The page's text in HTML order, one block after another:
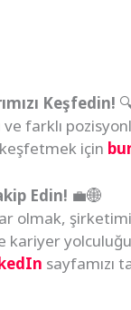
Keşfedin!
farklı
için
Edin! 💼🌐
olmak,
kariyer
sayfamızı